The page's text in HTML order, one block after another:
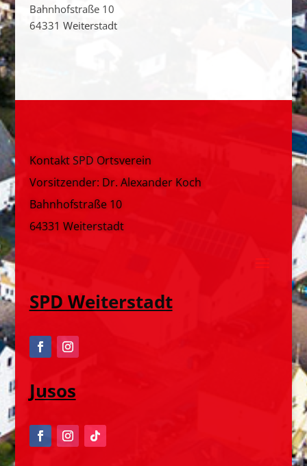
Bahnhofstraße 10
64331 Weiterstadt
Kontakt SPD Ortsverein
Vorsitzender: Dr. Alexander Koch
Bahnhofstraße 10
64331 Weiterstadt
SPD Weiterstadt
Jusos